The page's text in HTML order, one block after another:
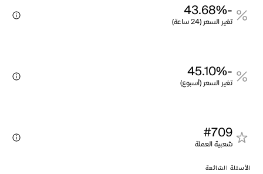
-43.68%
تغير السعر (24 ساعة)
-45.10%
تغير السعر (أسبوع)
#709
شعبية العملة
الأسئلة الشائعة